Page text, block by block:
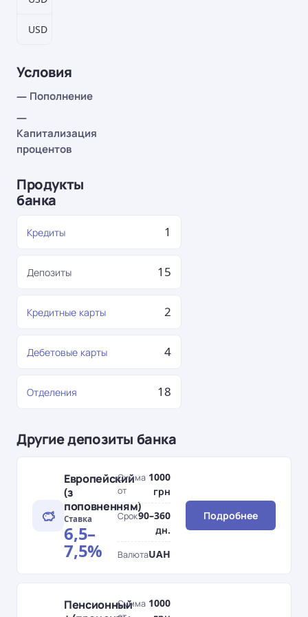
USD
Условия
— Пополнение
—
Капитализация
процентов
Продукты
банка
Кредиты 1
Депозиты 15
Кредитные карты 2
Дебетовые карты 4
Отделения 18
Другие депозиты банка
Европейский
(з
поповненням)
Ставка
6,5–
7,5%
Сумма
от
1000
грн
Срок90–360
дн.
ВалютаUAH
Подробнее
ПенсионныйСумма 1000